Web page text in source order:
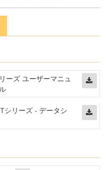
ーズ ユーザーマニュ
シリーズ - データシ